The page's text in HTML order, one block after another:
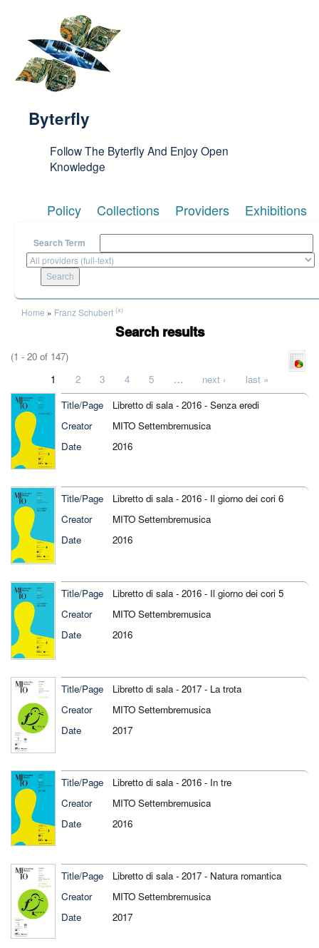
Byterfly
Follow The Byterfly And Enjoy Open
Knowledge
Policy Collections Providers Exhibitions
Search Term
You are here
Home » Franz Schubert (x)
Search results
(1 - 20 of 147)
1 2 3 4 5 … next ›
last »
Title/Page
Libretto di sala - 2016 - Senza eredi
Creator
MITO Settembremusica
Date
2016
Title/Page
Libretto di sala - 2016 - Il giorno dei cori 6
Creator
MITO Settembremusica
Date
2016
Title/Page
Libretto di sala - 2016 - Il giorno dei cori 5
Creator
MITO Settembremusica
Date
2016
Title/Page
Libretto di sala - 2017 - La trota
Creator
MITO Settembremusica
Date
2017
Title/Page
Libretto di sala - 2016 - In tre
Creator
MITO Settembremusica
Date
2016
Title/Page
Libretto di sala - 2017 - Natura romantica
Creator
MITO Settembremusica
Date
2017